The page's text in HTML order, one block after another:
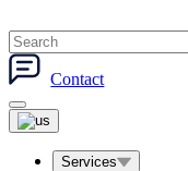
Contact
Services